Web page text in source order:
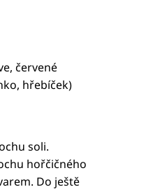
červené
hřebíček)
soli.
hořčičného
Do ještě